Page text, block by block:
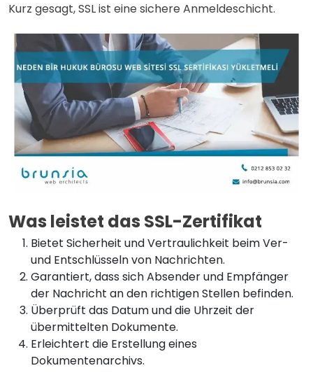
Kurz gesagt, SSL ist eine sichere Anmeldeschicht.
Was leistet das SSL-Zertifikat
Bietet Sicherheit und Vertraulichkeit beim Ver-
und Entschlüsseln von Nachrichten.
Garantiert, dass sich Absender und Empfänger
der Nachricht an den richtigen Stellen befinden.
Überprüft das Datum und die Uhrzeit der
übermittelten Dokumente.
Erleichtert die Erstellung eines
Dokumentenarchivs.